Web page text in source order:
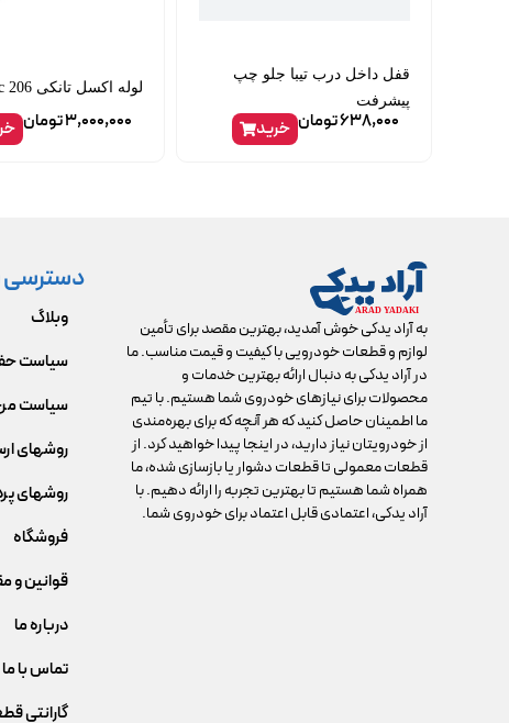
قفل داخل درب تیبا جلو چپ
پیشرفت
638,000تومان خرید
لوله اکسل تانکی 206 ipnc
3,000,000تومان
به آراد یدکی خوش آمدید، بهترین مقصد برای تأمین
لوازم و قطعات خودرویی با کیفیت و قیمت مناسب. ما
در آراد یدکی به دنبال ارائه بهترین خدمات و
محصولات برای نیازهای خودروی شما هستیم. با تیم
ما اطمینان حاصل کنید که هر آنچه که برای بهره‌مندی
از خودرویتان نیاز دارید، در اینجا پیدا خواهید کرد. از
قطعات معمولی تا قطعات دشوار یا بازسازی شده، ما
همراه شما هستیم تا بهترین تجربه را ارائه دهیم. با
آراد یدکی، اعتمادی قابل اعتماد برای خودروی شما.
دسترسی
وبلاگ
سیاست
سیاست
روشهای
روشهای
فروشگاه
قوانین و
درباره ما
تماس با ما
گارانتی